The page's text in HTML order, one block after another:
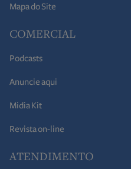
Mapa do Site
COMERCIAL
Podcasts
Anuncie aqui
Midia Kit
Revista on-line
ATENDIMENTO